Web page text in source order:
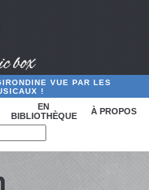
VUE PAR LES
!
EN
BIBLIOTHÈQUE
À PROPOS